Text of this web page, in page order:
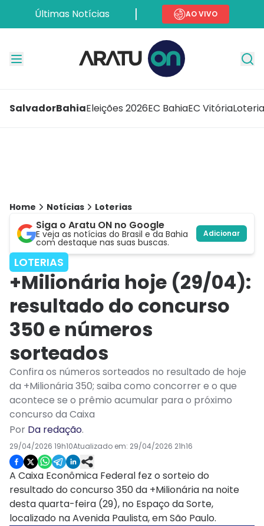
Últimas Notícias AO VIVO
SalvadorBahiaEleições 2026EC BahiaEC Vitória
Home Notícias Loterias
Siga o Aratu ON no Google
E veja as notícias do Brasil e da Bahia
com destaque nas suas buscas.
Adicionar
LOTERIAS
+Milionária hoje (29/04):
resultado do concurso
350 e números
sorteados
Confira os números sorteados no resultado de hoje
da +Milionária 350; saiba como concorrer e o que
acontece se o prêmio acumular para o próximo
concurso da Caixa
Por Da redação.
29/04/2026 19h10Atualizado em: 29/04/2026 21h16
A Caixa Econômica Federal fez o sorteio do
resultado do concurso 350 da +Milionária na noite
desta quarta-feira (29), no Espaço da Sorte,
localizado na Avenida Paulista, em São Paulo.